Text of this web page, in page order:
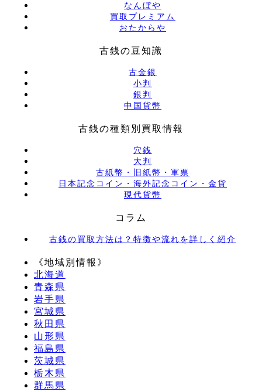
なんぼや
買取プレミアム
おたからや
古銭の豆知識
古金銀
小判
銀判
中国貨幣
古銭の種類別買取情報
穴銭
大判
古紙幣・旧紙幣・軍票
⽇本記念コイン・海外記念コイン・⾦貨
現代貨幣
コラム
古銭の買取方法は？特徴や流れを詳しく紹介
《地域別情報》
北海道
青森県
岩手県
宮城県
秋田県
山形県
福島県
茨城県
栃木県
群馬県